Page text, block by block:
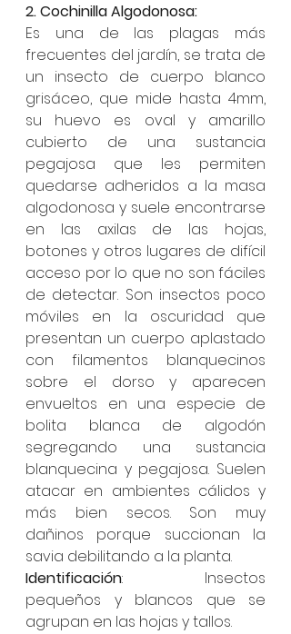
2. Cochinilla Algodonosa:
Es una de las plagas más
frecuentes del jardín, se trata de
un insecto de cuerpo blanco
grisáceo, que mide hasta 4mm,
su huevo es oval y amarillo
cubierto de una sustancia
pegajosa que les permiten
quedarse adheridos a la masa
algodonosa y suele encontrarse
en las axilas de las hojas,
botones y otros lugares de difícil
acceso por lo que no son fáciles
de detectar. Son insectos poco
móviles en la oscuridad que
presentan un cuerpo aplastado
con filamentos blanquecinos
sobre el dorso y aparecen
envueltos en una especie de
bolita blanca de algodón
segregando una sustancia
blanquecina y pegajosa. Suelen
atacar en ambientes cálidos y
más bien secos. Son muy
dañinos porque succionan la
savia debilitando a la planta.
Identificación: Insectos
pequeños y blancos que se
agrupan en las hojas y tallos.